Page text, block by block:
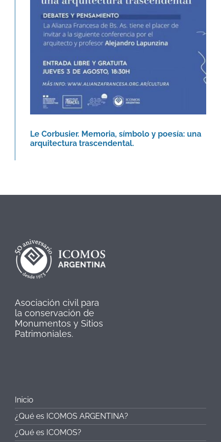
trascendental.
Agenda
Le Corbusier. Memoria, símbolo y poesía: una
arquitectura trascendental.
Asociación civil para
la conservación de
Monumentos y Sitios
Patrimoniales.
Inicio
¿Qué es ICOMOS ARGENTINA?
¿Qué es ICOMOS?